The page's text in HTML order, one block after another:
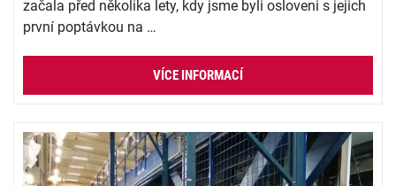
začala před několika lety, kdy jsme byli osloveni s jejich
první poptávkou na …
VÍCE INFORMACÍ